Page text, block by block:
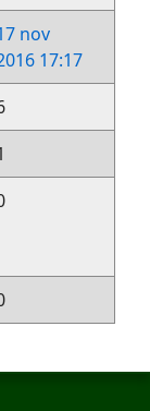
nov
17:17